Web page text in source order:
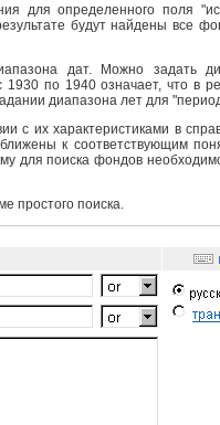
для определенного поля
будут найдены все
дат. Можно задать
по 1940 означает, что в
диапазона лет для
с их характеристиками в
к соответствующим
поиска фондов
простого поиска.